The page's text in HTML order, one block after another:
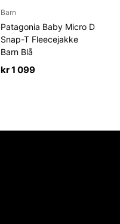
Barn
Patagonia Baby Micro D
Snap-T Fleecejakke
Barn Blå
kr1 099